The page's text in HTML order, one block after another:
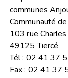
communes
Communauté
103 rue
49125 Tiercé
Tél : 02 41 37
Fax : 02 41 37